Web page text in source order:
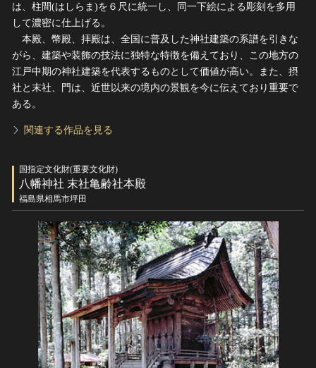
は、柱間(はしらま)を６尺に統一し、同一下絵による彫刻を多用
して濃密に仕上げる。
本殿、幣殿、拝殿は、全国に普及した神社建築の系譜を引きな
がら、建築や装飾の技法に独特な特徴を備えており、この地方の
江戸中期の神社建築を代表するものとして価値が高い。また、摂
社と末社、門は、近世以来の境内の景観を今に伝えており重要で
ある。
関連する作品を見る
国指定文化財(重要文化財)
八幡神社 末社亀齢社本殿
福島県相馬市坪田